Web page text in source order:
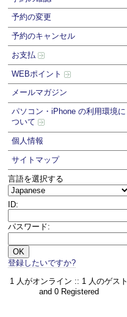
予約の変更
予約のキャンセル
お支払
WEBポイント
メールマガジン
パソコン・iPhone の利用環境に
ついて
個人情報
サイトマップ
言語を選択する
ID:
パスワード:
登録したいですか?
1 人がオンライン :: 1 人のゲスト
and 0 Registered